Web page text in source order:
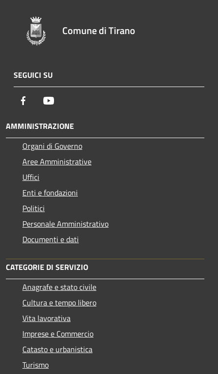
Comune di Tirano
SEGUICI SU
Facebook
AMMINISTRAZIONE
Organi di Governo
Aree Amministrative
Uffici
Enti e fondazioni
Politici
Personale Amministrativo
Documenti e dati
CATEGORIE DI SERVIZIO
Anagrafe e stato civile
Cultura e tempo libero
Vita lavorativa
Imprese e Commercio
Catasto e urbanistica
Turismo